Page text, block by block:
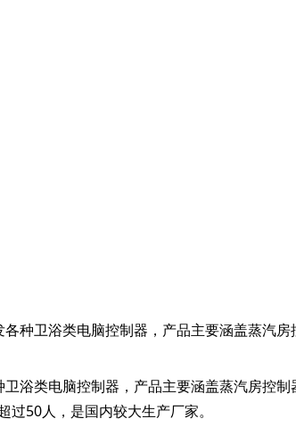
种卫浴类电脑控制器，产品主要涵盖蒸汽
浴类电脑控制器，产品主要涵盖蒸汽房控
50人，是国内较大生产厂家。